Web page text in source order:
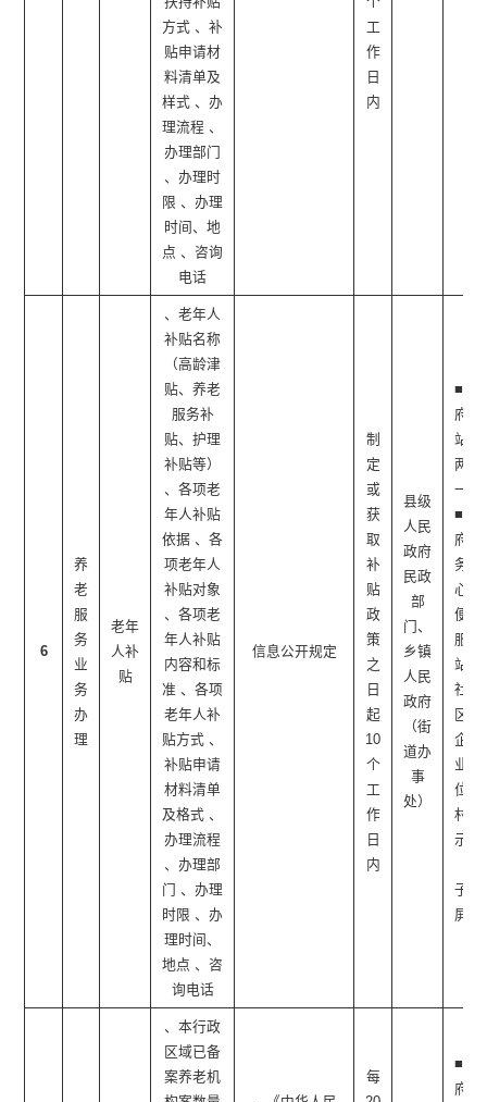
方式 、补
贴申请材
料清单及
样式 、办
理流程 、
办理部门
、办理时
限 、办理
时间、地
点 、咨询
电话
工
作
日
内
6
养
老
服
务
业
务
办
理
老年
人补
贴
、老年人
补贴名称
（高龄津
贴、养老
服务补
贴、护理
补贴等）
、各项老
年人补贴
依据 、各
项老年人
补贴对象
、各项老
年人补贴
内容和标
准 、各项
老年人补
贴方式 、
补贴申请
材料清单
及格式 、
办理流程
、办理部
门 、办理
时限 、办
理时间、
地点 、咨
询电话
信息公开规定
制
定
或
获
取
补
贴
政
策
之
日
起
10
个
工
作
日
内
县级
人民
政府
民政
部
门、
乡镇
人民
政府
（街
道办
事
处）
■政
府网
站 ■
两微
一端
■政
府服
务中
心 ■
便民
服务
站 ■
社
区/
企事
业单
位/
村公
示栏
子
屏）
、本行政
区域已备
案养老机
每
■政
府网